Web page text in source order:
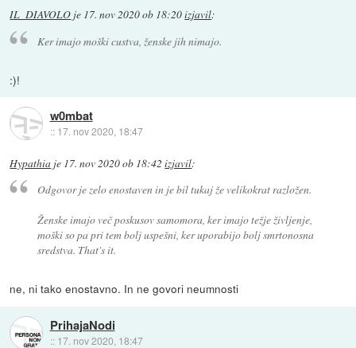
IL_DIAVOLO je 17. nov 2020 ob 18:20izjavil:
Ker imajo moški custva, ženske jih nimajo.
:)!
w0mbat
:: 17. nov 2020, 18:47
Hypathia je 17. nov 2020 ob 18:42 izjavil:
Odgovor je zelo enostaven in je bil tukaj že velikokrat razložen.
Ženske imajo več poskusov samomora, ker imajo težje življenje,
moški so pa pri tem bolj uspešni, ker uporabijo bolj smrtonosna
sredstva. That's it.
ne, ni tako enostavno. In ne govori neumnosti
PrihajaNodi
:: 17. nov 2020, 18:47